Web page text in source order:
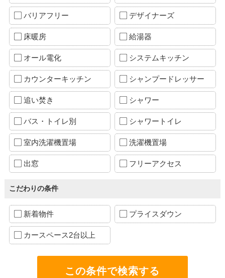
バリアフリー デザイナーズ
床暖房 給湯器
オール電化 システムキッチン
カウンターキッチン シャンプードレッサー
追い焚き シャワー
バス・トイレ別 シャワートイレ
室内洗濯機置場 洗濯機置場
出窓 フリーアクセス
こだわりの条件
新着物件 プライスダウン
カースペース2台以上